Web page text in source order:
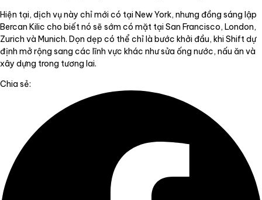
Hiện tại, dịch vụ này chỉ mới có tại New York, nhưng đồng sáng lập
Bercan Kilic cho biết nó sẽ sớm có mặt tại San Francisco, London,
Zurich và Munich. Dọn dẹp có thể chỉ là bước khởi đầu, khi Shift dự
định mở rộng sang các lĩnh vực khác như sửa ống nước, nấu ăn và
xây dựng trong tương lai.
Chia sẻ: